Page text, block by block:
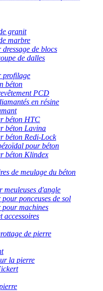
granit
marbre
de blocs
de dalles
profilage
béton
PCD
en résine
béton HTC
béton Lavina
béton Redi-Lock
pour béton
béton Klindex
de meulage du béton
d'angle
ponceuses de sol
machines
accessoires
de pierre
la pierre